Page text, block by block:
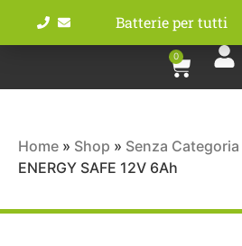
Batterie per tutti
0
Home » Shop » Senza Categoria
ENERGY SAFE 12V 6Ah